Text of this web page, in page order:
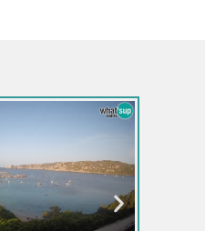
Italie / Sardaigne / Sant'Anna
Webcam Porto Pino –
depuis Sant’Anna Arresi